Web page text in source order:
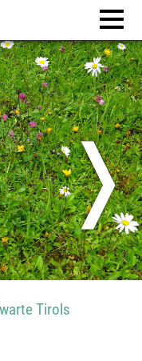
❭
Tirols